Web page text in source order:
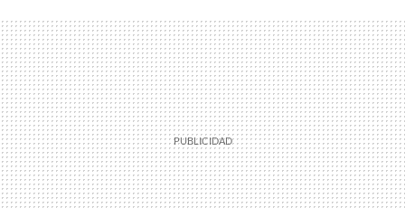
MAIL